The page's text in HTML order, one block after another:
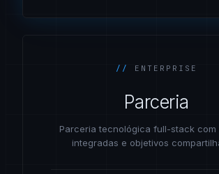
// ENTERPRISE
Parceria
Parceria tecnológica full-stack com
integradas e objetivos